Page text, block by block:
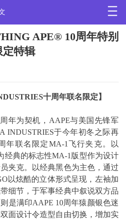
APE® 10周年特别
定特辑
十周年联名限定】
年为契机，AAPE与美国先锋军
INDUSTRIES于今年初冬之际再
年联名限定MA-1飞行夹克。以
经典的标志性MA-1版型作为设计
夹克。以经典黑色为主色，通过
以炫酷的立体形式呈现，左袖加
细节，于军事经典中叙说双方品
是满印AAPE 10周年猿颜银色迷
面设计令造型自由切换，增加实